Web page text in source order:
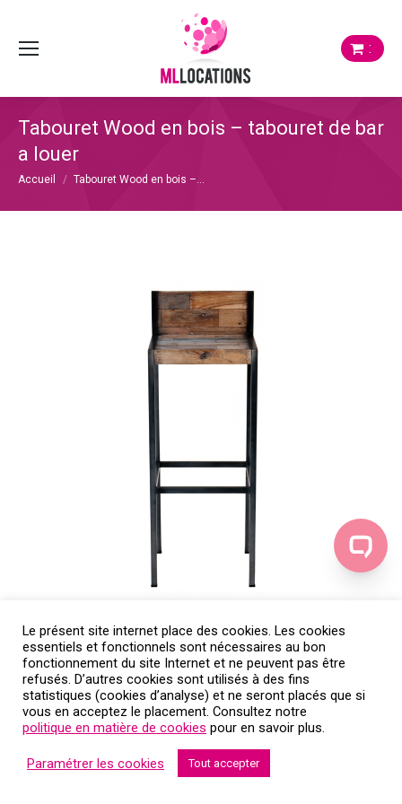
:
Tabouret Wood en bois – tabouret de bar
a louer
Vous êtes ici :
Accueil Tabouret Wood en bois –…
Le présent site internet place des cookies. Les cookies
essentiels et fonctionnels sont nécessaires au bon
fonctionnement du site Internet et ne peuvent pas être
refusés. D’autres cookies sont utilisés à des fins
statistiques (cookies d’analyse) et ne seront placés que si
vous en acceptez le placement. Consultez notre
politique en matière de cookies pour en savoir plus.
Paramétrer les cookies Tout accepter